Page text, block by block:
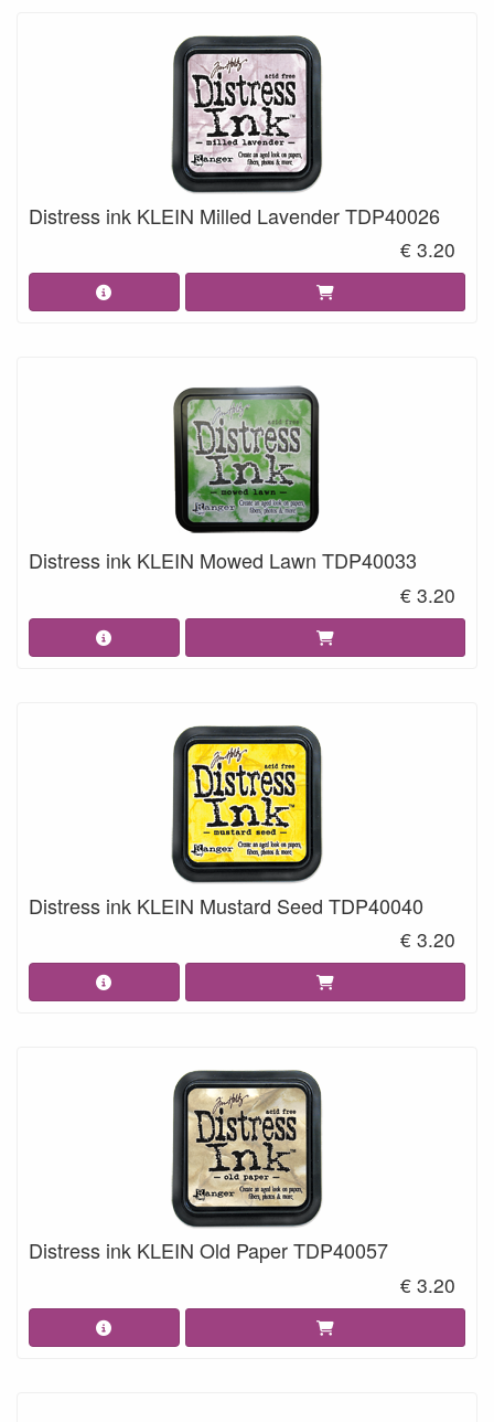
Distress ink KLEIN Milled Lavender TDP40026
€ 3.20
Distress ink KLEIN Mowed Lawn TDP40033
€ 3.20
Distress ink KLEIN Mustard Seed TDP40040
€ 3.20
Distress ink KLEIN Old Paper TDP40057
€ 3.20